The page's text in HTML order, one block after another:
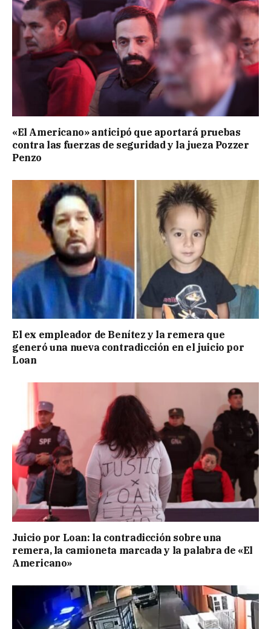
«El Americano» anticipó que aportará pruebas
contra las fuerzas de seguridad y la jueza Pozzer
Penzo
El ex empleador de Benítez y la remera que
generó una nueva contradicción en el juicio por
Loan
Juicio por Loan: la contradicción sobre una
remera, la camioneta marcada y la palabra de «El
Americano»